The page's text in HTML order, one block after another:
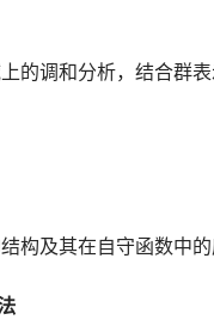
的调和分析，结合群
构及其在自守函数中